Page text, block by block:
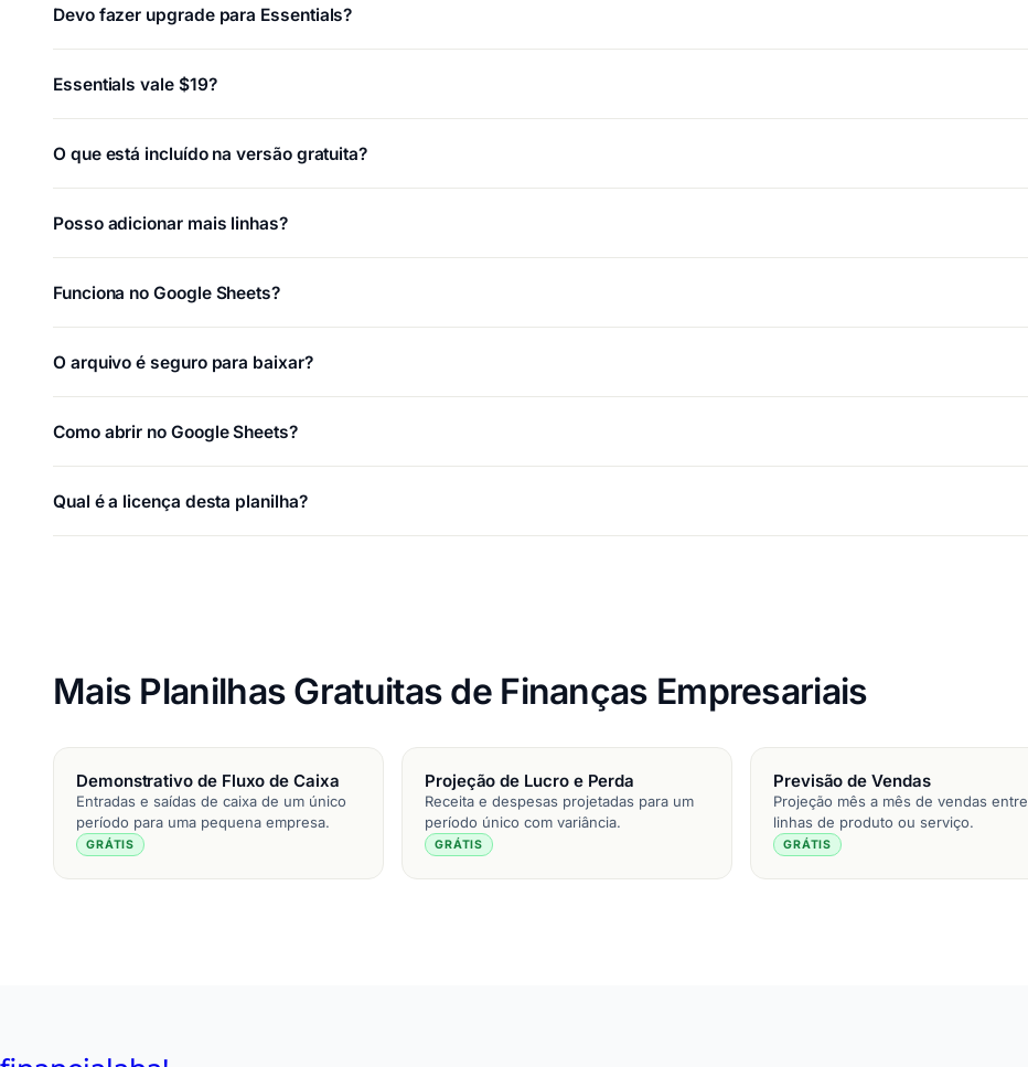
Devo fazer upgrade para Essentials?
Essentials vale $19?
O que está incluído na versão gratuita?
Posso adicionar mais linhas?
Funciona no Google Sheets?
O arquivo é seguro para baixar?
Como abrir no Google Sheets?
Qual é a licença desta planilha?
Mais Planilhas Gratuitas de Finanças Empresariais
Demonstrativo de Fluxo de Caixa
Entradas e saídas de caixa de um único
período para uma pequena empresa.
GRÁTIS
Projeção de Lucro e Perda
Receita e despesas projetadas para um
período único com variância.
GRÁTIS
Previsão de Vendas
Projeção mês a mês de vendas entre
linhas de produto ou serviço.
GRÁTIS